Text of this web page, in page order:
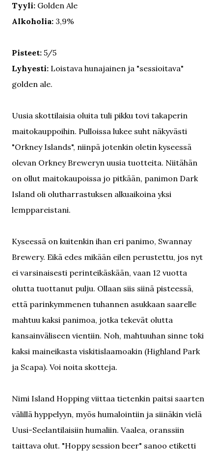
Tyyli: Golden Ale
Alkoholia: 3,9%
Pisteet: 5/5
Lyhyesti: Loistava hunajainen ja "sessioitava"
golden ale.
Uusia skottilaisia oluita tuli pikku tovi takaperin
maitokauppoihin. Pulloissa lukee suht näkyvästi
"Orkney Islands", niinpä jotenkin oletin kyseessä
olevan Orkney Breweryn uusia tuotteita. Niitähän
on ollut maitokaupoissa jo pitkään, panimon Dark
Island oli olutharrastuksen alkuaikoina yksi
lemppareistani.
Kyseessä on kuitenkin ihan eri panimo, Swannay
Brewery. Eikä edes mikään eilen perustettu, jos nyt
ei varsinaisesti perinteikäskään, vaan 12 vuotta
olutta tuottanut pulju. Ollaan siis siinä pisteessä,
että parinkymmenen tuhannen asukkaan saarelle
mahtuu kaksi panimoa, jotka tekevät olutta
kansainväliseen vientiin. Noh, mahtuuhan sinne toki
kaksi maineikasta viskitislaamoakin (Highland Park
ja Scapa). Voi noita skotteja.
Nimi Island Hopping viittaa tietenkin paitsi saarten
välillä hyppelyyn, myös humalointiin ja siinäkin vielä
Uusi-Seelantilaisiin humaliin. Vaalea, oranssiin
taittava olut. "Hoppy session beer" sanoo etiketti